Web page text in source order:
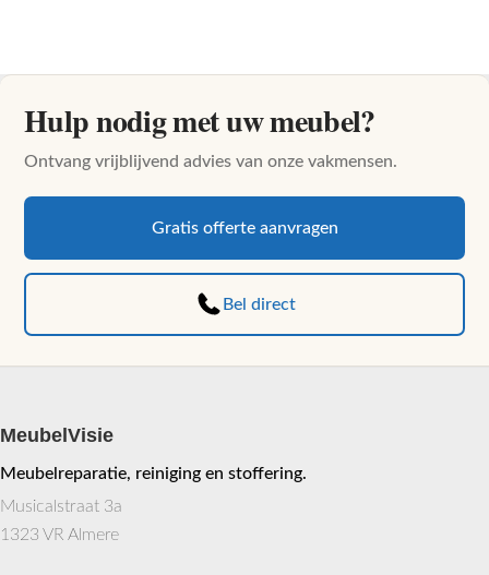
Hulp nodig met uw meubel?
Ontvang vrijblijvend advies van onze vakmensen.
Gratis offerte aanvragen
Bel direct
MeubelVisie
Meubelreparatie, reiniging en stoffering.
Musicalstraat 3a
1323 VR Almere